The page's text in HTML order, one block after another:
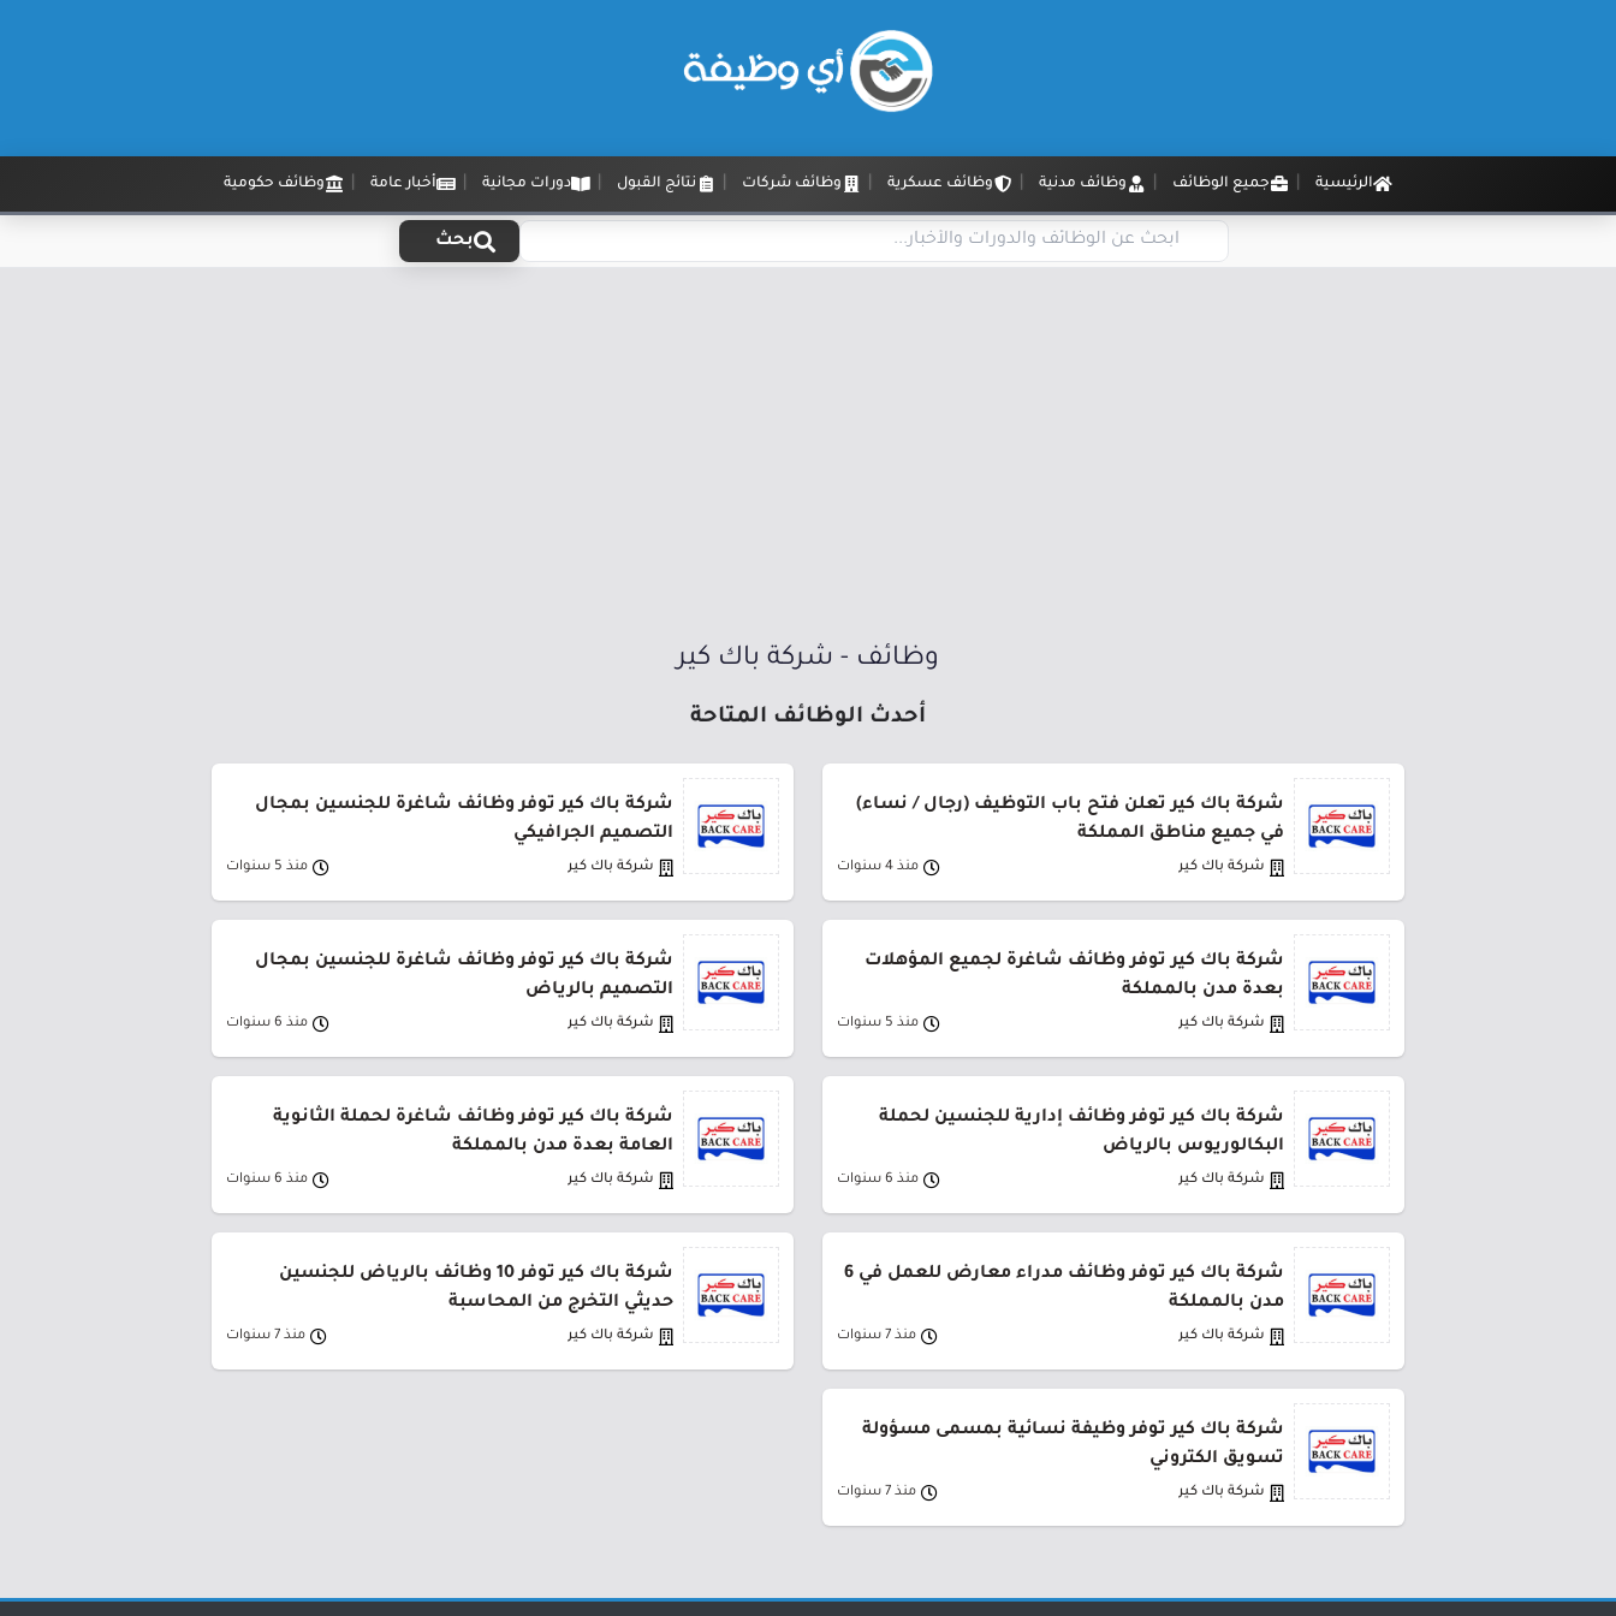
الرئيسية جميع الوظائف وظائف مدنية وظائف عسكرية وظائف شركات نتائج القبول دورات مجانية أخبار عامة وظائف حكومية
بحث
وظائف - شركة باك كير
أحدث الوظائف المتاحة
شركة باك كير تعلن فتح باب التوظيف (رجال / نساء)
في جميع مناطق المملكة
شركة باك كير منذ 4 سنوات
شركة باك كير توفر وظائف شاغرة للجنسين بمجال
التصميم الجرافيكي
شركة باك كير منذ 5 سنوات
شركة باك كير توفر وظائف شاغرة لجميع المؤهلات
بعدة مدن بالمملكة
شركة باك كير منذ 5 سنوات
شركة باك كير توفر وظائف شاغرة للجنسين بمجال
التصميم بالرياض
شركة باك كير منذ 6 سنوات
شركة باك كير توفر وظائف إدارية للجنسين لحملة
البكالوريوس بالرياض
شركة باك كير منذ 6 سنوات
شركة باك كير توفر وظائف شاغرة لحملة الثانوية
العامة بعدة مدن بالمملكة
شركة باك كير منذ 6 سنوات
شركة باك كير توفر وظائف مدراء معارض للعمل في 6
مدن بالمملكة
شركة باك كير منذ 7 سنوات
شركة باك كير توفر 10 وظائف بالرياض للجنسين
حديثي التخرج من المحاسبة
شركة باك كير منذ 7 سنوات
شركة باك كير توفر وظيفة نسائية بمسمى مسؤولة
تسويق الكتروني
شركة باك كير منذ 7 سنوات